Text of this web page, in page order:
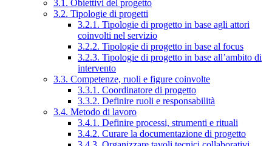
3.1. Obiettivi del progetto
3.2. Tipologie di progetti
3.2.1. Tipologie di progetto in base agli attori
coinvolti nel servizio
3.2.2. Tipologie di progetto in base al focus
3.2.3. Tipologie di progetto in base all’ambito di
intervento
3.3. Competenze, ruoli e figure coinvolte
3.3.1. Coordinatore di progetto
3.3.2. Definire ruoli e responsabilità
3.4. Metodo di lavoro
3.4.1. Definire processi, strumenti e rituali
3.4.2. Curare la documentazione di progetto